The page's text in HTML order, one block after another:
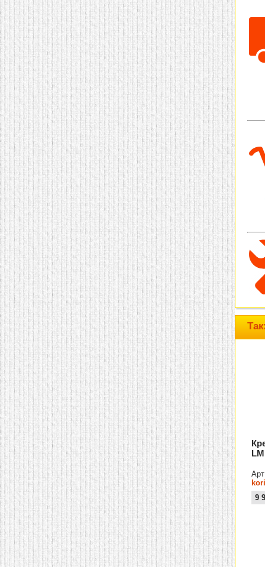
домашнем использовании.
Эта мебель имеет
некоторые преимущества
перед той же стенкой для
гостиной, к примеру,
поскольку она более
легкая и не загромождает
пространство. В спальне
этот предмет можно
поставить у изголовья
кровати, чтобы заполнить
пустующее там
место.
Также стеллажи
очень часто используют в
качестве разграничителей
комнаты, например, на
рабочую зону и
пространство для отдыха.
Особенно это актуально
для однокомнатных
квартир.
9